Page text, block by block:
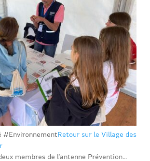
Retour sur le Village des
membres de l’antenne Prévention...